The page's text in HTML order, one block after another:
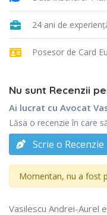
24 ani de
Posesor de Card
Nu sunt Recenzii
Ai lucrat cu Avocat
Lăsa o recenzie în care
Scrie o Recenzie
Momentan, nu a fost
Vasilescu Andrei-Aurel